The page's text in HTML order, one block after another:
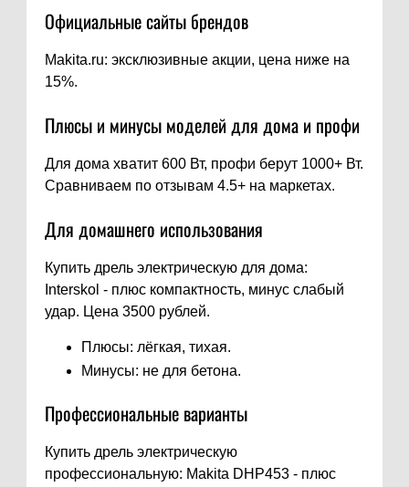
Официальные сайты брендов
Makita.ru: эксклюзивные акции, цена ниже на
15%.
Плюсы и минусы моделей для дома и профи
Для дома хватит 600 Вт, профи берут 1000+ Вт.
Сравниваем по отзывам 4.5+ на маркетах.
Для домашнего использования
Купить дрель электрическую для дома:
Interskol - плюс компактность, минус слабый
удар. Цена 3500 рублей.
Плюсы: лёгкая, тихая.
Минусы: не для бетона.
Профессиональные варианты
Купить дрель электрическую
профессиональную: Makita DHP453 - плюс